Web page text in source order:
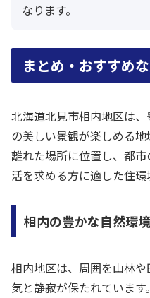
なります。
まとめ・おすすめ
北海道北見市相内地区は
の美しい景観が楽しめる
離れた場所に位置し、都
活を求める方に適した住環
相内の豊かな自然環境
相内地区は、周囲を山林
気と静寂が保たれていま